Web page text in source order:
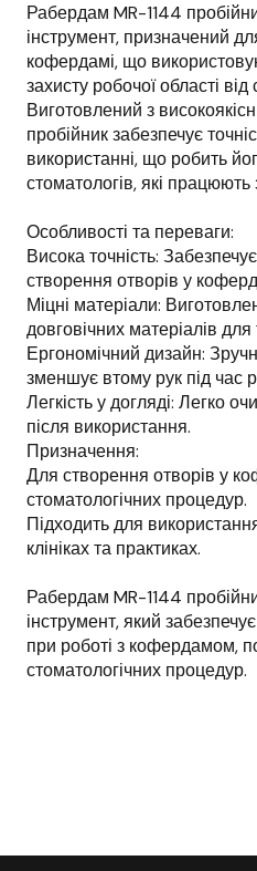
Рабердам MR-1144
інструмент, призначений
кофердамі, що
захисту робочої області
Виготовлений з
пробійник забезпечує
використанні, що робить
стоматологів, які
Особливості та переваги:
Висока точність:
створення отворів у
Міцні матеріали:
довговічних матеріалів
Ергономічний дизайн:
зменшує втому рук під час
Легкість у догляді: Легко
після використання.
Призначення:
Для створення отворів у
стоматологічних процедур.
Підходить для
клініках та практиках.
Рабердам MR-1144
інструмент, який
при роботі з кофердамом,
стоматологічних процедур.